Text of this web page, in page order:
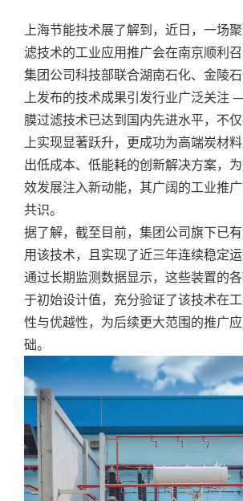
上海节能技术展了解到，近日，一场
滤技术的工业应用推广会在南京顺利
集团公司科技部联合湖南石化、金陵
上发布的技术成果引发行业广泛关注
膜过滤技术已达到国内先进水平，不
上实现显著跃升，更成功为高端炭材
出低成本、低能耗的创新解决方案，
效发展注入新动能，其广阔的工业推
共识。
据了解，截至目前，集团公司旗下已
用该技术，且实现了近三年连续稳定运
通过长期监测数据显示，这些装置的
于初始设计值，充分验证了该技术在
性与优越性，为后续更大范围的推广
础。